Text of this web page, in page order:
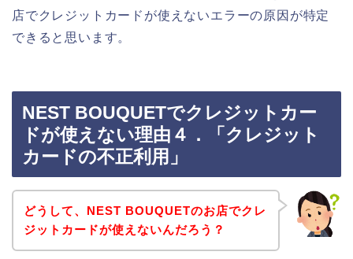
店でクレジットカードが使えないエラーの原因が特定
できると思います。
NEST BOUQUETでクレジットカー
ドが使えない理由４．「クレジット
カードの不正利用」
どうして、NEST BOUQUETのお店でクレ
ジットカードが使えないんだろう？